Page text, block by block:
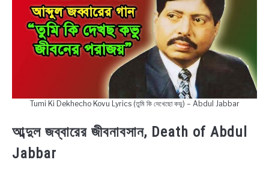
Tumi Ki Dekhecho Kovu Lyrics (তুমি কি দেখেছো কভু) – Abdul Jabbar
আব্দুল জব্বারের জীবনাবসান, Death of Abdul
Jabbar